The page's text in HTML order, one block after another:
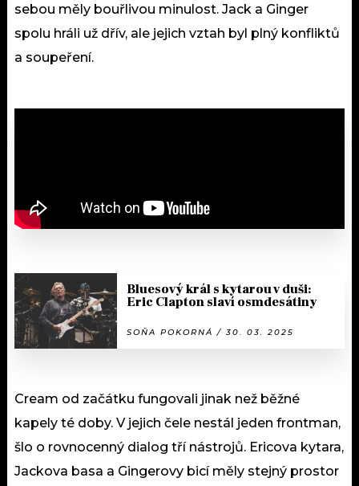
sebou měly bouřlivou minulost. Jack a Ginger
spolu hráli už dřív, ale jejich vztah byl plný konfliktů
a soupeření.
Bluesový král s kytarou v duši:
Eric Clapton slaví osmdesátiny
SOŇA POKORNÁ / 30. 03. 2025
Cream od začátku fungovali jinak než běžné
kapely té doby. V jejich čele nestál jeden frontman,
šlo o rovnocenný dialog tří nástrojů. Ericova kytara,
Jackova basa a Gingerovy bicí měly stejný prostor